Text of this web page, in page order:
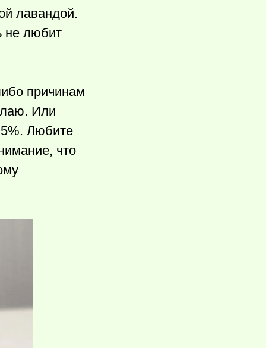
лавандой.
не любит
причинам
Или
5%. Любите
что